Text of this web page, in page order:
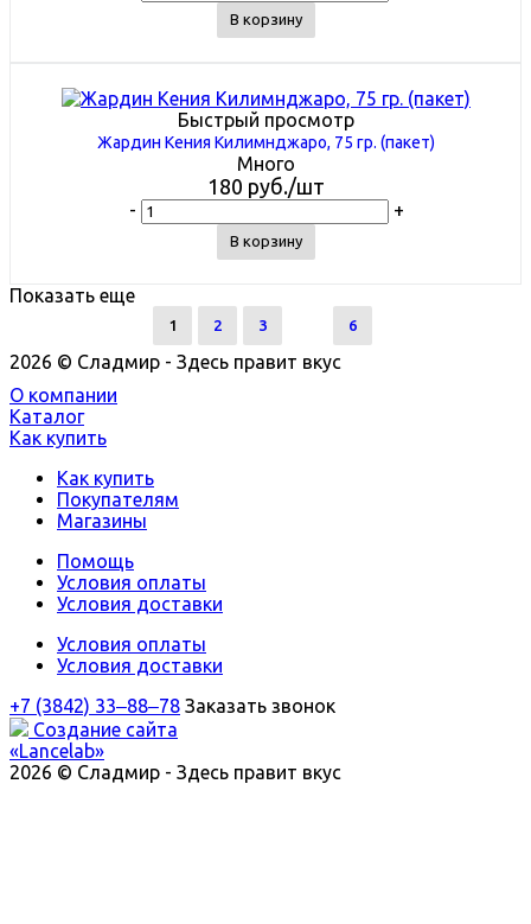
В корзину
Быстрый просмотр
Жардин Кения Килимнджаро, 75 гр. (пакет)
Много
180 руб./шт
- +
В корзину
Показать еще
1 2 3 6
2026 © Сладмир - Здесь правит вкус
О компании
Каталог
Как купить
Как купить
Покупателям
Магазины
Помощь
Условия оплаты
Условия доставки
Условия оплаты
Условия доставки
+7 (3842) 33‒88‒78 Заказать звонок
Создание сайта
«Lancelab»
2026 © Сладмир - Здесь правит вкус